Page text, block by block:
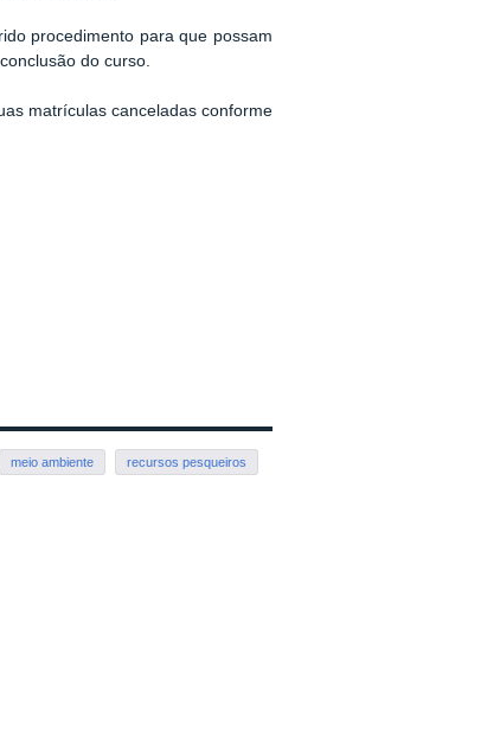
procedimento para que possam
do curso.
matrículas canceladas conforme
meio ambiente recursos pesqueiros